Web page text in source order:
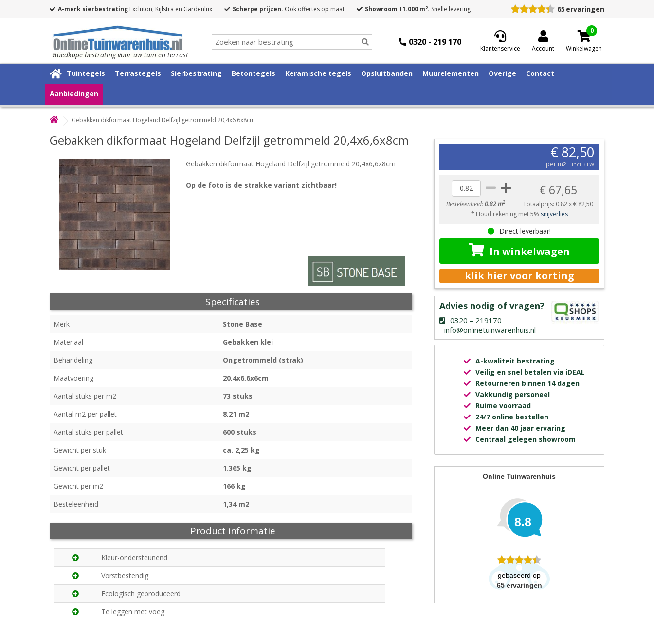
A-merk sierbestrating Excluton, Kijlstra en Gardenlux Scherpe prijzen. Ook offertes op maat Showroom 11.000 m2. Snelle levering 65 ervaringen
Goedkope bestrating voor uw tuin en terras!
0320 - 219 170
Klantenservice Account
0
Winkelwagen
Tuintegels Terrastegels Sierbestrating Betontegels Keramische tegels Opsluitbanden Muurelementen Overige Contact
Aanbiedingen
Gebakken dikformaat Hogeland Delfzijl getrommeld 20,4x6,6x8cm
Gebakken dikformaat Hogeland Delfzijl getrommeld 20,4x6,6x8cm
Gebakken dikformaat Hogeland Delfzijl getrommeld 20,4x6,6x8cm
Op de foto is de strakke variant zichtbaar!
Specificaties
Merk
Stone Base
Materiaal
Gebakken klei
Behandeling
Ongetrommeld (strak)
Maatvoering
20,4x6,6x6cm
Aantal stuks per m2
73 stuks
Aantal m2 per pallet
8,21 m2
Aantal stuks per pallet
600 stuks
Gewicht per stuk
ca. 2,25 kg
Gewicht per pallet
1.365 kg
Gewicht per m2
166 kg
Besteleenheid
1,34 m2
Product informatie
Kleur-ondersteunend
Vorstbestendig
Ecologisch geproduceerd
Te leggen met voeg
€ 82,50
per m2 incl BTW
Besteleenheid:0.82 m2
€ 67,65
Totaalprijs: 0.82x€ 82,50
* Houd rekening met 5% snijverlies
Direct leverbaar!
In winkelwagen
klik hier voor korting
Advies nodig of vragen?
0320 – 219170
info@onlinetuinwarenhuis.nl
A-kwaliteit bestrating
Veilig en snel betalen via iDEAL
Retourneren binnen 14 dagen
Vakkundig personeel
Ruime voorraad
24/7 online bestellen
Meer dan 40 jaar ervaring
Centraal gelegen showroom
Online Tuinwarenhuis
8.8
gebaseerd op
65 ervaringen